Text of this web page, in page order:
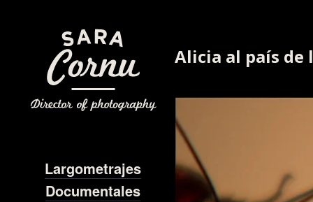
Largometrajes
Documentales
Alicia al país de